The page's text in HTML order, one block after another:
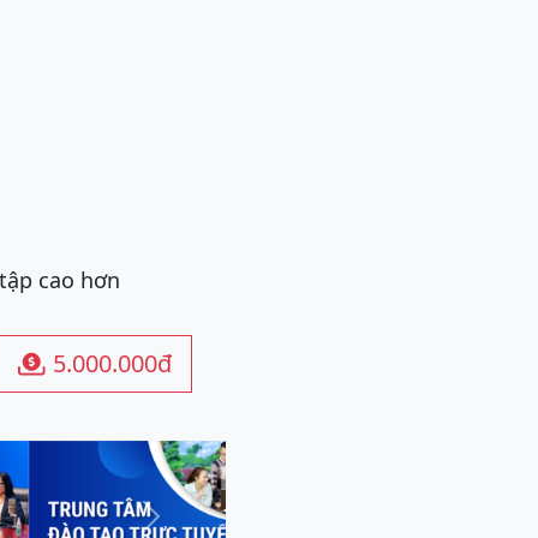
cao hơn
 5.000.000đ
Next